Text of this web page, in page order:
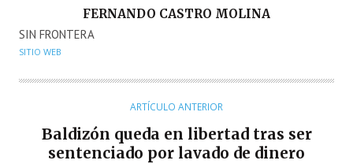
U
T
R
FERNANDO CASTRO MOLINA
SIN FRONTERA
SITIO WEB
ARTÍCULO ANTERIOR
Baldizón queda en libertad tras ser
sentenciado por lavado de dinero